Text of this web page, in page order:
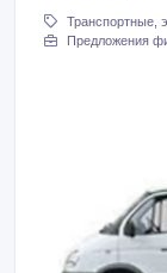
Транспортные,
Предложения